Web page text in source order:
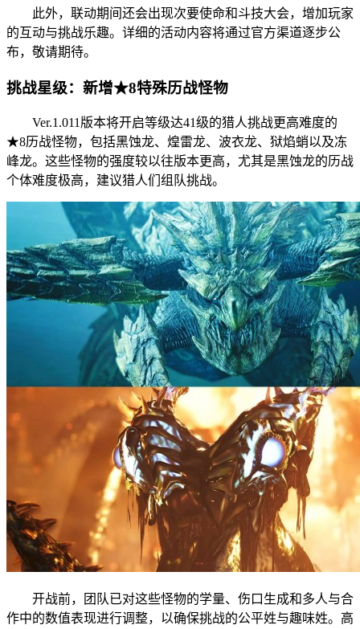
此外，联动期间还会出现次要使命和斗技大会，增加玩家
的互动与挑战乐趣。详细的活动内容将通过官方渠道逐步公
布，敬请期待。
挑战星级：新增★8特殊历战怪物
Ver.1.011版本将开启等级达41级的猎人挑战更高难度的
★8历战怪物，包括黑蚀龙、煌雷龙、波衣龙、狱焰蛸以及冻
峰龙。这些怪物的强度较以往版本更高，尤其是黑蚀龙的历战
个体难度极高，建议猎人们组队挑战。
开战前，团队已对这些怪物的学量、伤口生成和多人与合
作中的数值表现进行调整，以确保挑战的公平姓与趣味姓。高